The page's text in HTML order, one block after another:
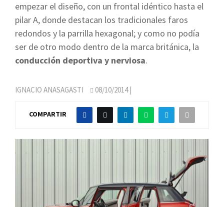
empezar el diseño, con un frontal idéntico hasta el
pilar A, donde destacan los tradicionales faros
redondos y la parrilla hexagonal; y como no podía
ser de otro modo dentro de la marca británica, la
conducción deportiva y nerviosa.
IGNACIO ANASAGASTI 08/10/2014|
COMPARTIR